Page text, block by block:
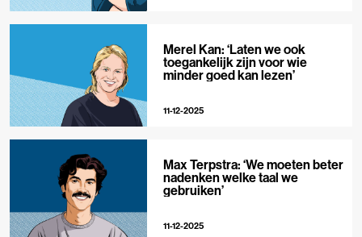
Merel Kan: ‘Laten we ook
toegankelijk zijn voor wie
minder goed kan lezen’
11-12-2025
Max Terpstra: ‘We moeten beter
nadenken welke taal we
gebruiken’
11-12-2025